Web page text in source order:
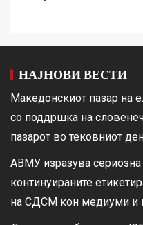
НАЈНОВИ ВЕСТИ
Македонскиот пазар на
со поддршка на
пазарот во тековниот
АВМУ изразува сериозна
континуираните
на СДСМ кон медиуми и